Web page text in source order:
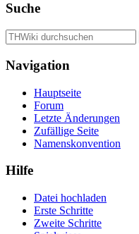
Suche
Navigation
Hauptseite
Forum
Letzte Änderungen
Zufällige Seite
Namenskonvention
Hilfe
Datei hochladen
Erste Schritte
Zweite Schritte